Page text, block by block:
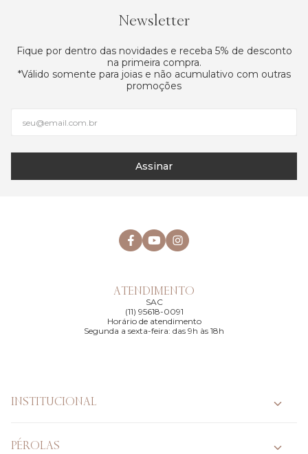
Newsletter
Fique por dentro das novidades e receba 5% de desconto
na primeira compra.
*Válido somente para joias e não acumulativo com outras
promoções
Assinar
ATENDIMENTO
SAC
(11) 95618-0091
Horário de atendimento
Segunda a sexta-feira: das 9h às 18h
INSTITUCIONAL
PÉROLAS